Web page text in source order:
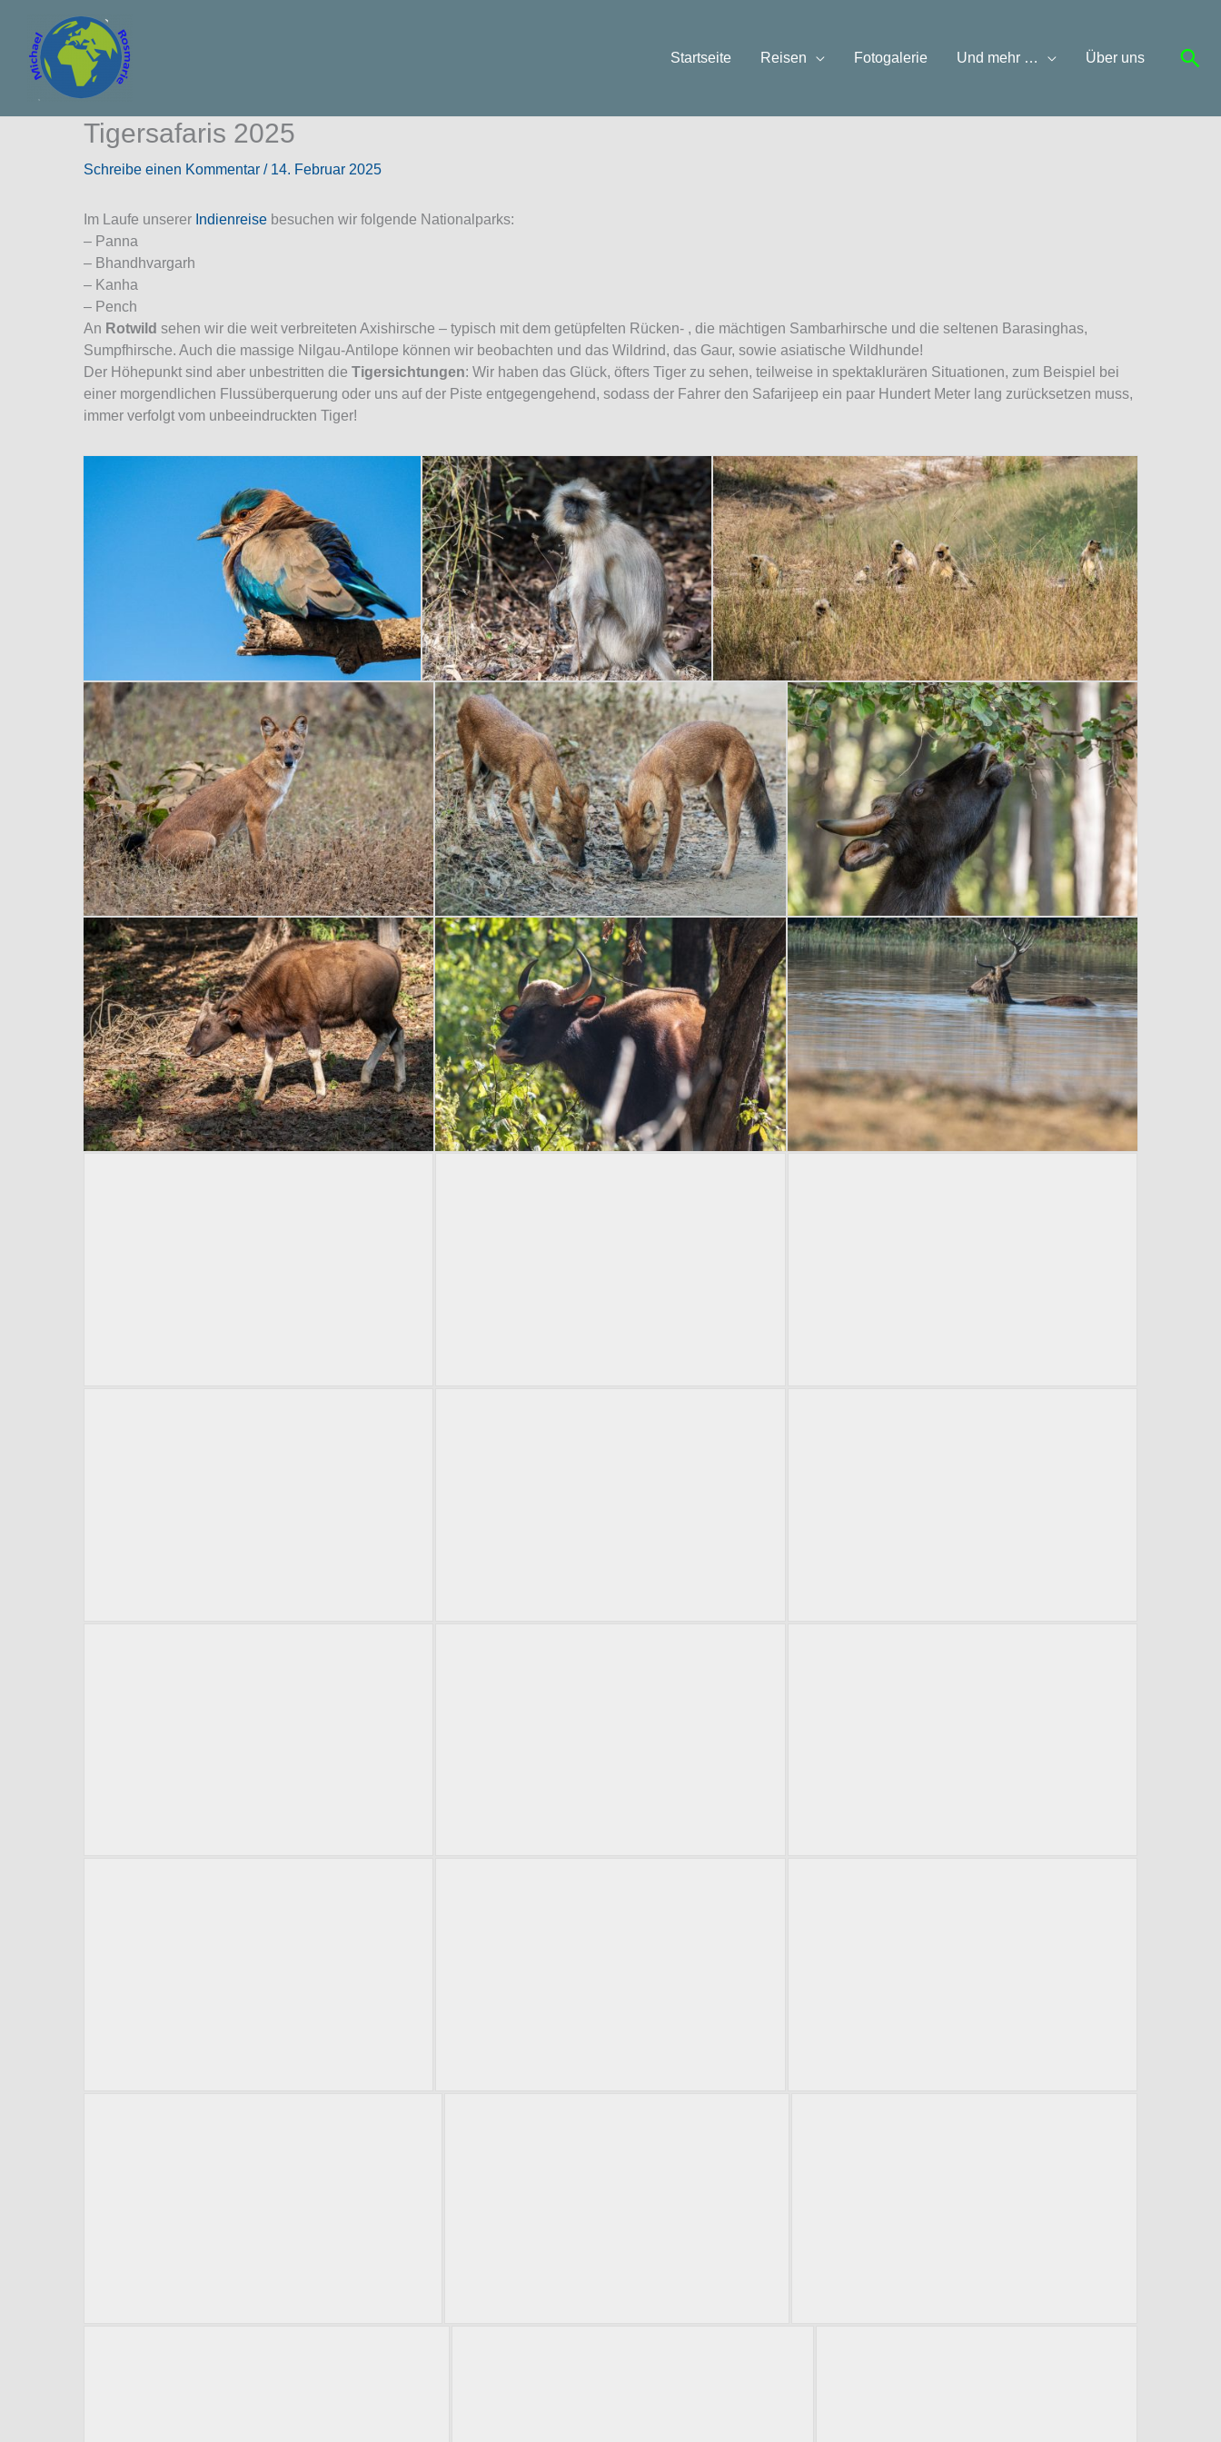
springen
Startseite Reisen Fotogalerie Und mehr … Über uns
Tigersafaris 2025
Schreibe einen Kommentar / 14. Februar 2025
Im Laufe unserer Indienreise besuchen wir folgende Nationalparks:
– Panna
– Bhandhvargarh
– Kanha
– Pench
An Rotwild sehen wir die weit verbreiteten Axishirsche – typisch mit dem getüpfelten Rücken- , die mächtigen Sambarhirsche und die seltenen Barasinghas,
Sumpfhirsche. Auch die massige Nilgau-Antilope können wir beobachten und das Wildrind, das Gaur, sowie asiatische Wildhunde!
Der Höhepunkt sind aber unbestritten die Tigersichtungen: Wir haben das Glück, öfters Tiger zu sehen, teilweise in spektaklurären Situationen, zum Beispiel bei
einer morgendlichen Flussüberquerung oder uns auf der Piste entgegengehend, sodass der Fahrer den Safarijeep ein paar Hundert Meter lang zurücksetzen muss,
immer verfolgt vom unbeeindruckten Tiger!